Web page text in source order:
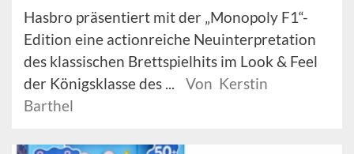
Hasbro präsentiert mit der „Monopoly F1“-
Edition eine actionreiche Neuinterpretation
des klassischen Brettspielhits im Look & Feel
der Königsklasse des ...
Von Kerstin
Barthel